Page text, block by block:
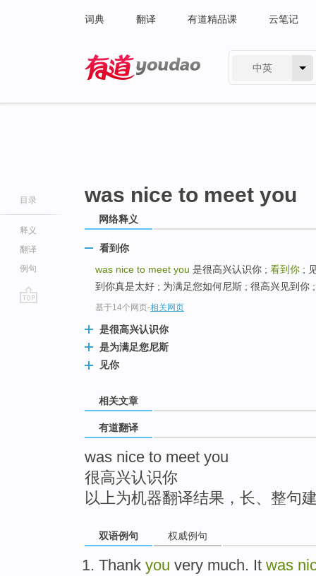
词典 翻译 有道精品课 云笔记
中英
目录
释义
翻译
例句
was nice to meet you
网络释义
看到你
was nice to meet you 是很高兴认识你 ; 看到你 ;
到你真是太好 ; 为满足您如何尼斯 ; 很高兴见到你
基于14个网页-相关网页
是很高兴认识你
是为满足您尼斯
见你
相关文章
有道翻译
was nice to meet you
很高兴认识你
以上为机器翻译结果，长、整句
双语例句 权威例句
Thank you very much. It was